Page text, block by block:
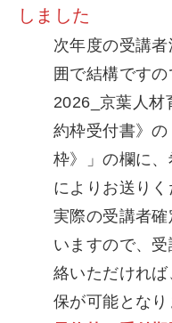
しました
次年度の受講
囲で結構ですの
2026_京葉人
約枠受付書》
枠》」の欄に
によりお送りく
実際の受講者
いますので、
絡いただけれ
保が可能となり